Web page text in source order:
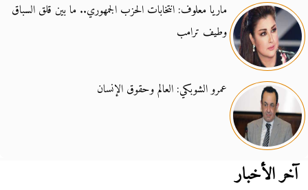
ماريا معلوف: انتخابات الحزب الجمهوري.. ما بين قلق السباق
وطيف ترامب
عمرو الشوبكي: العالم وحقوق الإنسان
آخر الأخبار